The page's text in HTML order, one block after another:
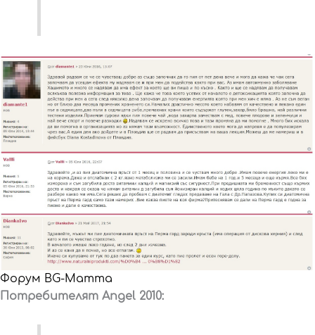
Форум BG-Mamma
Потребителят Angel 2010: